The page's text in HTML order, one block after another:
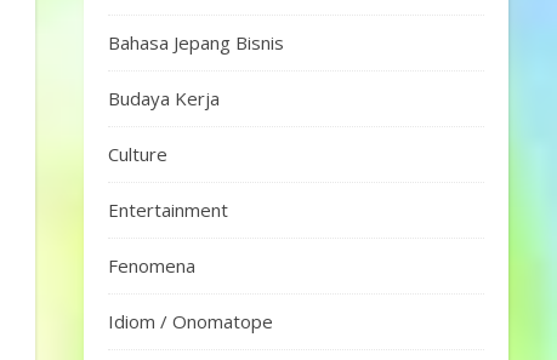
Bahasa Jepang Bisnis
Budaya Kerja
Culture
Entertainment
Fenomena
Idiom / Onomatope